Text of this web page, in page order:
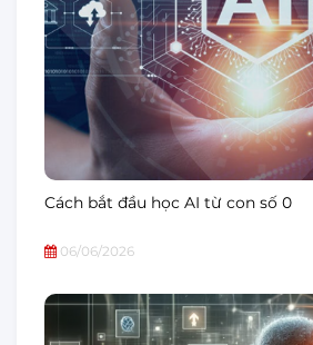
Cách bắt đầu học AI từ con số 0
06/06/2026